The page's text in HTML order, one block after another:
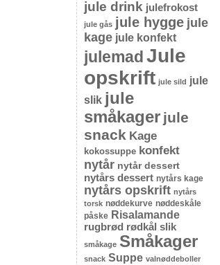
jule drink julefrokost
jule gås jule hygge jule
kage jule konfekt
julemad Jule
opskrift jule sild jule
slik jule
småkager jule
snack Kage
kokossuppe konfekt
nytår nytår dessert
nytårs dessert nytårs kage
nytårs opskrift nytårs
torsk nøddekurve nøddeskåle
påske Risalamande
rugbrød rødkål slik
småkage Småkager
snack Suppe valnøddeboller